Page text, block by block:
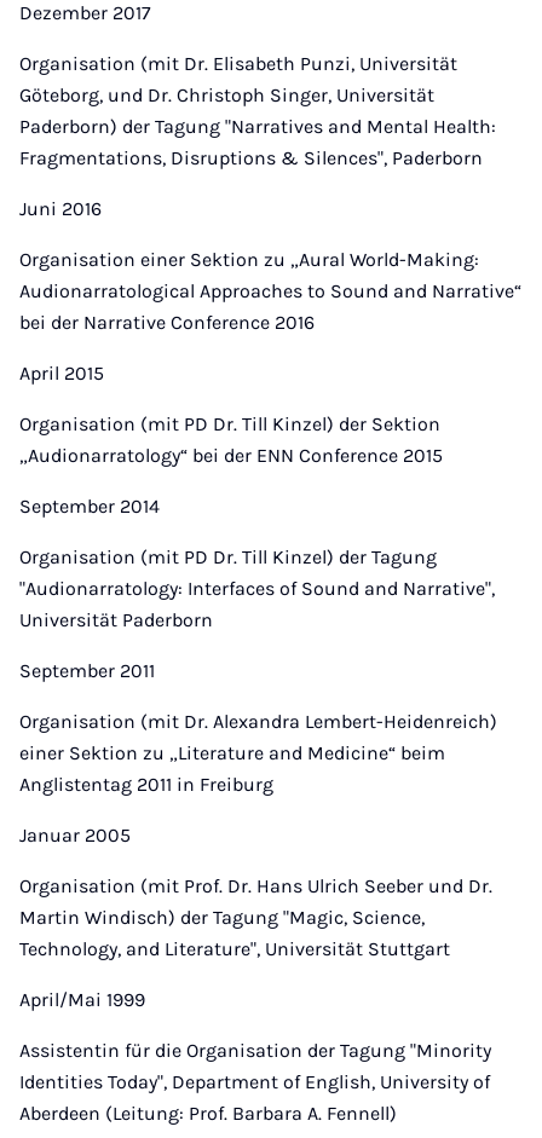
Dezember 2017
Organisation (mit Dr. Elisabeth Punzi, Universität
Göteborg, und Dr. Christoph Singer, Universität
Paderborn) der Tagung "Narratives and Mental Health:
Fragmentations, Disruptions & Silences", Paderborn
Juni 2016
Organisation einer Sektion zu „Aural World-Making:
Audionarratological Approaches to Sound and Narrative“
bei der Narrative Conference 2016
April 2015
Organisation (mit PD Dr. Till Kinzel) der Sektion
„Audionarratology“ bei der ENN Conference 2015
September 2014
Organisation (mit PD Dr. Till Kinzel) der Tagung
"Audionarratology: Interfaces of Sound and Narrative",
Universität Paderborn
September 2011
Organisation (mit Dr. Alexandra Lembert-Heidenreich)
einer Sektion zu „Literature and Medicine“ beim
Anglistentag 2011 in Freiburg
Januar 2005
Organisation (mit Prof. Dr. Hans Ulrich Seeber und Dr.
Martin Windisch) der Tagung "Magic, Science,
Technology, and Literature", Universität Stuttgart
April/Mai 1999
Assistentin für die Organisation der Tagung "Minority
Identities Today", Department of English, University of
Aberdeen (Leitung: Prof. Barbara A. Fennell)